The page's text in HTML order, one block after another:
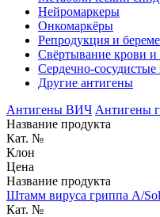
Нейромаркеры
Онкомаркёры
Репродукция и
Свёртывание крови и
Сердечно-сосудистые
Другие антигены
Антигены ВИЧ Антигены
Название продукта
Кат. №
Клон
Цена
Название продукта
Штамм вируса гриппа A/
Кат. №